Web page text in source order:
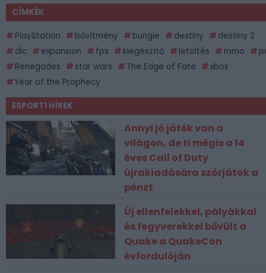
CÍMKÉK
PlayStation bővítmény bungie destiny
destiny 2
dlc
expansion fps kiegészítő letöltés mmo
Renegades
star wars The Edge of Fate
xbox
Year of the Prophecy
ESPORT1 HÍREK
Annyi jó játék van a
világon, de ti mégis a 14
éves Call of Duty
újrakiadására szórjátok a
pénzt
Új ellenfelekkel, pályákkal
és fegyverekkel bővült a
Quake a QuakeCon
évfordulóján